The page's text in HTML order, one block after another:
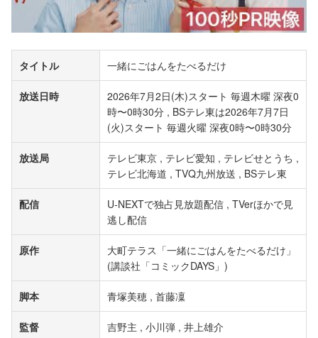
タイトル 一緒にごはんをたべるだけ
放送日時
2026年7月2日(木)スタート 毎週木曜 深夜0
時〜0時30分 , BSテレ東は2026年7月7日
(火)スタート 毎週火曜 深夜0時〜0時30分
放送局
テレビ東京 , テレビ愛知 , テレビせとうち ,
テレビ北海道 , TVQ九州放送 , BSテレ東
配信
U-NEXTで独占見放題配信 , TVerほかで見
逃し配信
原作
大町テラス「一緒にごはんをたべるだけ」
(講談社「コミックDAYS」)
脚本 青塚美穂 , 首藤凜
監督 吉野主 , 小川弾 , 井上雄介